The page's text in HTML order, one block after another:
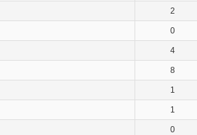
2
0
4
8
1
1
0